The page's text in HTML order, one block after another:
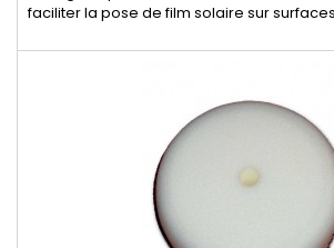
faciliter la pose de film solaire sur
l’application. Adaptable avec le